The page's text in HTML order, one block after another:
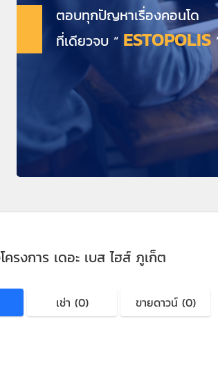
ตอบทุกปัญหาเรื่องคอนโด
ที่เดียวจบ “ ESTOPOLIS
ครงการ เดอะ เบส ไฮส์ ภูเก็ต
เช่า (0) ขายดาวน์ (0)